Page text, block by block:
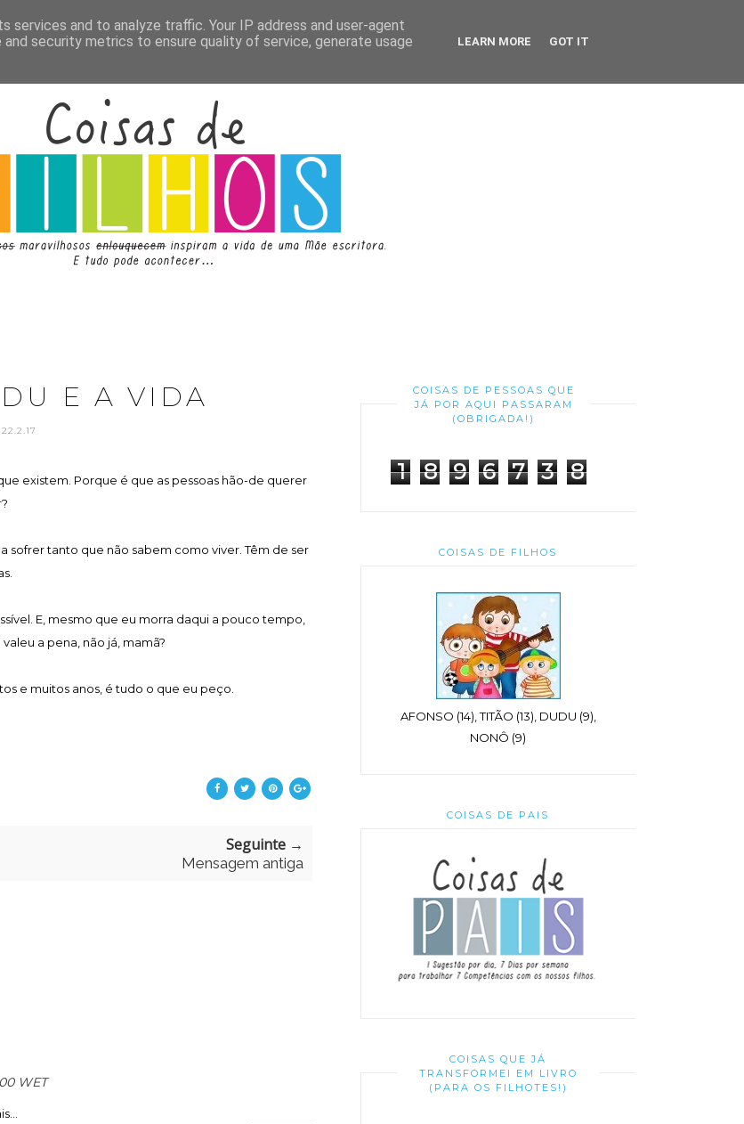
E A VIDA
existem. Porque é que as pessoas hão-de querer
sofrer tanto que não sabem como viver. Têm de ser
E, mesmo que eu morra daqui a pouco tempo,
a pena, não já, mamã?
e muitos anos, é tudo o que eu peço.
Seguinte →
Mensagem antiga
WET
COISAS DE PESSOAS QUE
JÁ POR AQUI PASSARAM
(OBRIGADA!)
1 8 9 6 7 3 8
COISAS DE FILHOS
AFONSO (14), TITÃO (13), DUDU (9),
NONÔ (9)
COISAS DE PAIS
COISAS QUE JÁ
TRANSFORMEI EM LIVRO
(PARA OS FILHOTES!)
services and to analyze traffic. Your IP address and user-agent
security metrics to ensure quality of service, generate usage
LEARN MORE GOT IT